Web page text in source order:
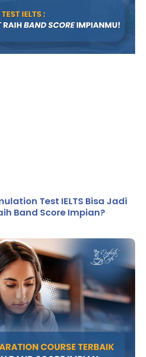
Test IELTS Bisa Jadi
Band Score Impian?